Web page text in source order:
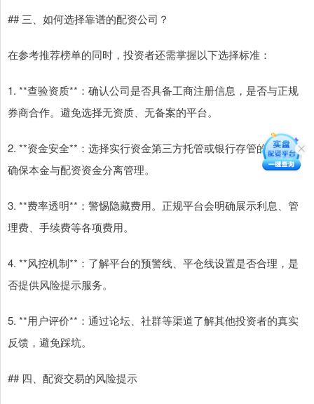
## 三、如何选择靠谱的配资公司？
在参考推荐榜单的同时，投资者还需掌握以下选择标准：
1. **查验资质**：确认公司是否具备工商注册信息，是否与正规
券商合作。避免选择无资质、无备案的平台。
2. **资金安全**：选择实行资金第三方托管或银行存管的平台，
确保本金与配资资金分离管理。
3. **费率透明**：警惕隐藏费用。正规平台会明确展示利息、管
理费、手续费等各项费用。
4. **风控机制**：了解平台的预警线、平仓线设置是否合理，是
否提供风险提示服务。
5. **用户评价**：通过论坛、社群等渠道了解其他投资者的真实
反馈，避免踩坑。
## 四、配资交易的风险提示